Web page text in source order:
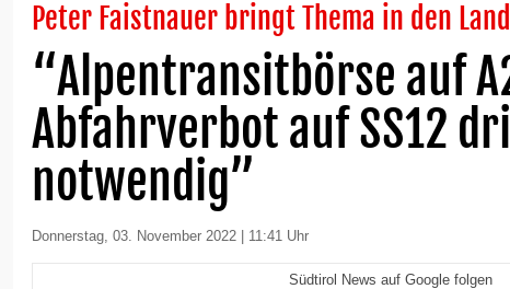
Peter Faistnauer bringt Thema in den
“Alpentransitbörse auf
Abfahrverbot auf SS12
notwendig”
Donnerstag, 03. November 2022 | 11:41 Uhr
Südtirol News auf Google folgen